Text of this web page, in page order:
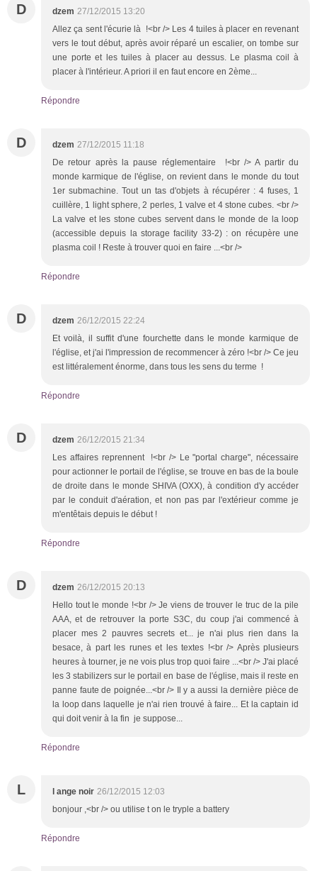
D dzem 27/12/2015 13:20
Allez ça sent l'écurie là !<br /> Les 4 tuiles à placer en revenant
vers le tout début, après avoir réparé un escalier, on tombe sur
une porte et les tuiles à placer au dessus. Le plasma coil à
placer à l'intérieur. A priori il en faut encore en 2ème...
Répondre
D dzem 27/12/2015 11:18
De retour après la pause réglementaire !<br /> A partir du
monde karmique de l'église, on revient dans le monde du tout
1er submachine. Tout un tas d'objets à récupérer : 4 fuses, 1
cuillère, 1 light sphere, 2 perles, 1 valve et 4 stone cubes. <br />
La valve et les stone cubes servent dans le monde de la loop
(accessible depuis la storage facility 33-2) : on récupère une
plasma coil ! Reste à trouver quoi en faire ...<br />
Répondre
D dzem 26/12/2015 22:24
Et voilà, il suffit d'une fourchette dans le monde karmique de
l'église, et j'ai l'impression de recommencer à zéro !<br /> Ce jeu
est littéralement énorme, dans tous les sens du terme !
Répondre
D dzem 26/12/2015 21:34
Les affaires reprennent !<br /> Le "portal charge", nécessaire
pour actionner le portail de l'église, se trouve en bas de la boule
de droite dans le monde SHIVA (OXX), à condition d'y accéder
par le conduit d'aération, et non pas par l'extérieur comme je
m'entêtais depuis le début !
Répondre
D dzem 26/12/2015 20:13
Hello tout le monde !<br /> Je viens de trouver le truc de la pile
AAA, et de retrouver la porte S3C, du coup j'ai commencé à
placer mes 2 pauvres secrets et... je n'ai plus rien dans la
besace, à part les runes et les textes !<br /> Après plusieurs
heures à tourner, je ne vois plus trop quoi faire ...<br /> J'ai placé
les 3 stabilizers sur le portail en base de l'église, mais il reste en
panne faute de poignée...<br /> Il y a aussi la dernière pièce de
la loop dans laquelle je n'ai rien trouvé à faire... Et la captain id
qui doit venir à la fin je suppose...
Répondre
L l ange noir 26/12/2015 12:03
bonjour ,<br /> ou utilise t on le tryple a battery
Répondre